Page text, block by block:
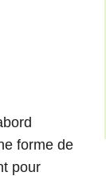
forme de
pour